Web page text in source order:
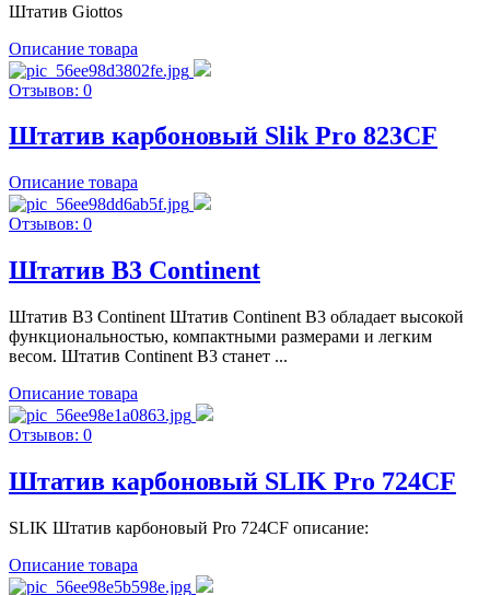
Штатив Giottos
Описание товара
Отзывов: 0
Штатив карбоновый Slik Pro 823CF
Описание товара
Отзывов: 0
Штатив B3 Continent
Штатив B3 Continent Штатив Continent B3 обладает высокой
функциональностью, компактными размерами и легким
весом. Штатив Continent B3 станет ...
Описание товара
Отзывов: 0
Штатив карбоновый SLIK Pro 724CF
SLIK Штатив карбоновый Pro 724CF описание:
Описание товара